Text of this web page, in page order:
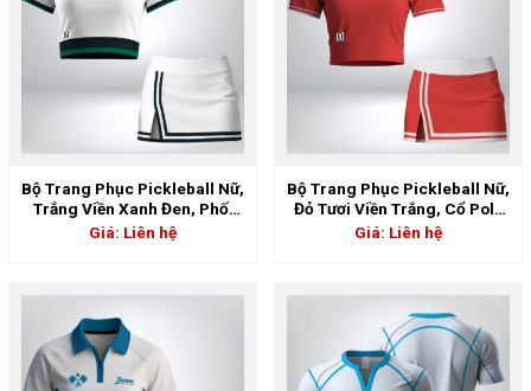
Bộ Trang Phục Pickleball Nữ,
Trắng Viền Xanh Đen, Phối
Cổ Polo Xẻ Chữ V Cá Tính |
Giá: Liên hệ
Bộ Trang Phục Pickleball Nữ,
Đỏ Tươi Viền Trắng, Cổ Polo
Phối Khóa Zip | 5GS-06900
Giá: Liên hệ